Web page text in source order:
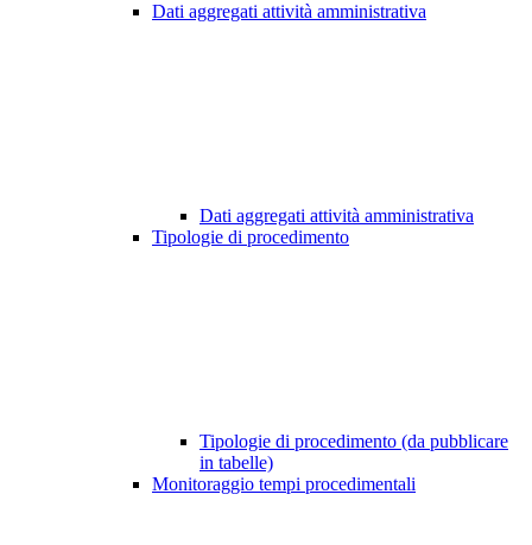
Dati aggregati attività amministrativa
Dati aggregati attività amministrativa
Tipologie di procedimento
Tipologie di procedimento (da pubblicare
in tabelle)
Monitoraggio tempi procedimentali